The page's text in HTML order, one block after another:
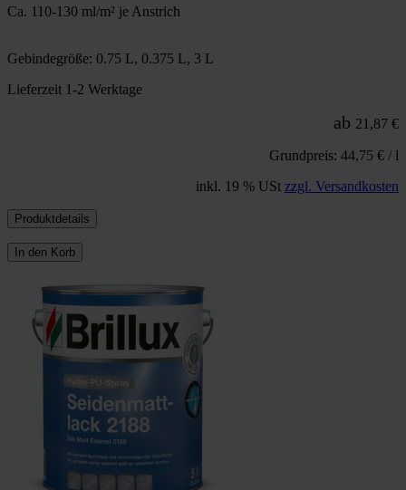
Ca. 110-130 ml/m² je Anstrich
Gebindegröße: 0.75 L, 0.375 L, 3 L
Lieferzeit 1-2 Werktage
ab 21,87 €
Grundpreis: 44,75 € / l
inkl. 19 % USt zzgl. Versandkosten
Produktdetails
In den Korb